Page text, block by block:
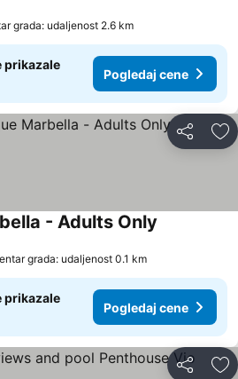
grada: udaljenost 2.6 km
prikazale
Pogledaj cene
Deli
- Adults Only
grada: udaljenost 0.1 km
prikazale
Pogledaj cene
Deli